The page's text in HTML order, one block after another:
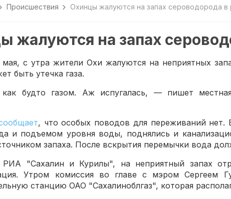
Происшествия Охинцы жалуются на запах сероводорода в
жалуются на запах
мая, с утра жители Охи жалуются на неприятных
быть утечка газа.
будто газом. Аж испугалась, — пишет
, что особых поводов для переживаний нет.
и подъемом уровня воды, поднялись и
запаха. После вскрытия перемычки вода
РИА "Сахалин и Курилы", на неприятный запах
Утром комиссия во главе с мэром Сергеем
станцию ОАО "Сахалиноблгаз", которая